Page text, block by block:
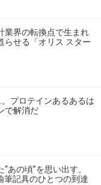
業界の転換点で生まれ
らせる「オリス スター
プロテインあるあるは
で解消だ
あの頃”を思い出す。
筆記具のひとつの到達